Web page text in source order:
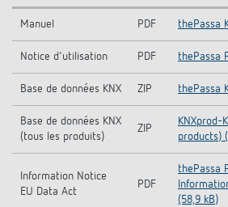
Manuel PDF thePassa
Notice d'utilisation PDF thePassa
Base de données KNX ZIP thePassa
Base de données KNX
(tous les produits)
ZIP
KNXprod-
products)
Information Notice
EU Data Act
PDF
thePassa
(58,9 kB)